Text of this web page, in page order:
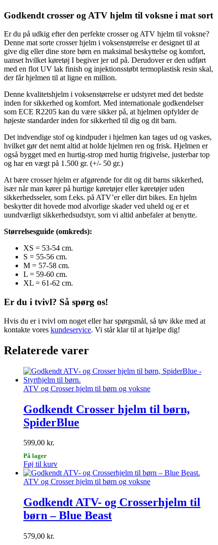
Godkendt crosser og ATV hjelm til voksne i mat sort
Er du på udkig efter den perfekte crosser og ATV hjelm til voksne?
Denne mat sorte crosser hjelm i voksenstørrelse er designet til at
give dig eller dine store børn en maksimal beskyttelse og komfort,
uanset hvilket køretøj I begiver jer ud på. Derudover er den udført
med en flot UV lak finish og injektionsstøbt termoplastisk resin skal,
der får hjelmen til at ligne en million.
Denne kvalitetshjelm i voksenstørrelse er udstyret med det bedste
inden for sikkerhed og komfort. Med internationale godkendelser
som ECE R2205 kan du være sikker på, at hjelmen opfylder de
højeste standarder inden for sikkerhed til dig og dit barn.
Det indvendige stof og kindpuder i hjelmen kan tages ud og vaskes,
hvilket gør det nemt altid at holde hjelmen ren og frisk. Hjelmen er
også bygget med en hurtig-strop med hurtig frigivelse, justerbar top
og har en vægt på 1.500 gr. (+/- 50 gr.)
At bære crosser hjelm er afgørende for dit og dit barns sikkerhed,
især når man kører på hurtige køretøjer eller køretøjer uden
sikkerhedsseler, som f.eks. på ATV’er eller dirt bikes. En hjelm
beskytter dit hovede mod alvorlige skader ved uheld og er et
uundværligt sikkerhedsudstyr, som vi altid anbefaler at benytte.
Størrelsesguide (omkreds):
XS = 53-54 cm.
S = 55-56 cm.
M = 57-58 cm.
L = 59-60 cm.
XL = 61-62 cm.
Er du i tvivl? Så spørg os!
Hvis du er i tvivl om noget eller har spørgsmål, så tøv ikke med at
kontakte vores kundeservice. Vi står klar til at hjælpe dig!
Relaterede varer
ATV og Crosser hjelm til børn og voksne
Godkendt Crosser hjelm til børn,
SpiderBlue
599,00 kr.
På lager
Føj til kurvDette
vare
har
varianter.
Mulighederne
kan
ATV og Crosser hjelm til børn og voksne
Godkendt ATV- og Crosserhjelm til
børn – Blue Beast
579,00 kr.